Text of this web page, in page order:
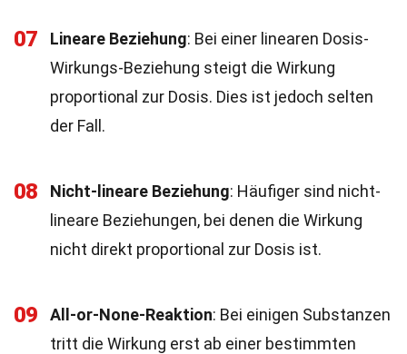
07 Lineare Beziehung: Bei einer linearen Dosis-
Wirkungs-Beziehung steigt die Wirkung
proportional zur Dosis. Dies ist jedoch selten
der Fall.
08 Nicht-lineare Beziehung: Häufiger sind nicht-
lineare Beziehungen, bei denen die Wirkung
nicht direkt proportional zur Dosis ist.
09 All-or-None-Reaktion: Bei einigen Substanzen
tritt die Wirkung erst ab einer bestimmten